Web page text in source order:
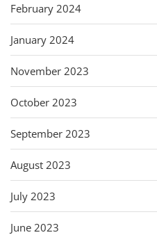
February 2024
January 2024
November 2023
October 2023
September 2023
August 2023
July 2023
June 2023